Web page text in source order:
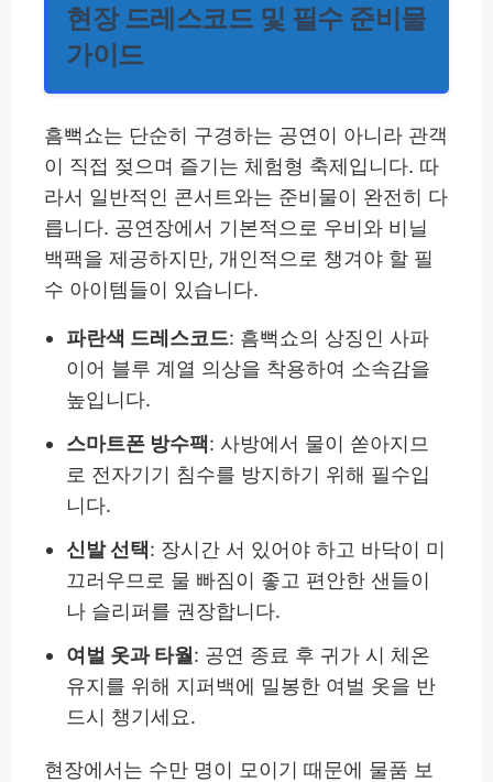
현장 드레스코드 및 필수 준비물
가이드
흠뻑쇼는 단순히 구경하는 공연이 아니라 관객
이 직접 젖으며 즐기는 체험형 축제입니다. 따
라서 일반적인 콘서트와는 준비물이 완전히 다
릅니다. 공연장에서 기본적으로 우비와 비닐
백팩을 제공하지만, 개인적으로 챙겨야 할 필
수 아이템들이 있습니다.
파란색 드레스코드: 흠뻑쇼의 상징인 사파
이어 블루 계열 의상을 착용하여 소속감을
높입니다.
스마트폰 방수팩: 사방에서 물이 쏟아지므
로 전자기기 침수를 방지하기 위해 필수입
니다.
신발 선택: 장시간 서 있어야 하고 바닥이 미
끄러우므로 물 빠짐이 좋고 편안한 샌들이
나 슬리퍼를 권장합니다.
여벌 옷과 타월 : 공연 종료 후 귀가 시 체온
유지를 위해 지퍼백에 밀봉한 여벌 옷을 반
드시 챙기세요.
현장에서는 수만 명이 모이기 때문에 물품 보